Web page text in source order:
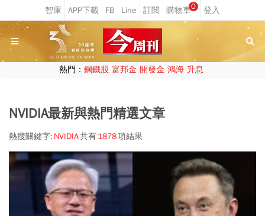
0
熱門： 鋼鐵股 富邦金 開發金 鴻海 升息
NVIDIA最新與熱門精選文章
熱搜關鍵字: NVIDIA共有1878項結果